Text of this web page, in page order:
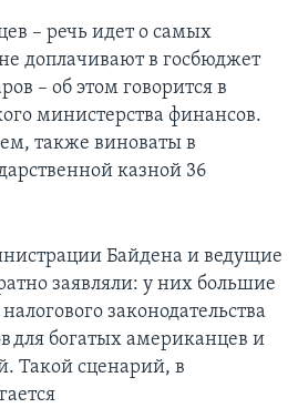
– речь идет о самых
доплачивают в госбюджет
– об этом говорится в
министерства финансов.
также виноваты в
казной 36
Байдена и ведущие
заявляли: у них большие
законодательства
для богатых американцев и
Такой сценарий, в